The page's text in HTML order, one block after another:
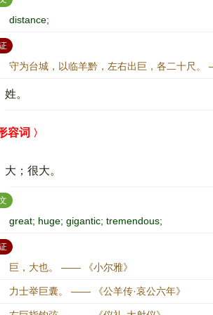
distance;
：
守为台城，以临羊黔，左右出巨，各二十尺。
姓。
容词
大；很大。
：
great; huge; gigantic; tremendous;
：
巨，大也。 —— 《小尔雅》
力士举巨囊。 —— 《公羊传·哀公六年》